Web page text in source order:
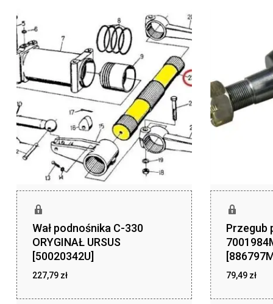
Wał podnośnika C-330
ORYGINAŁ URSUS
[50020342U]
227,79 zł
Przegub
79,49 zł